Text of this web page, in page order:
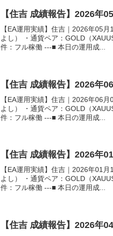
【住吉 成績報告】2026年
【EA運用実績】住吉｜2026年05
よし） ・通貨ペア：GOLD（
件：フル稼働 ---■ 本日の運用成...
【住吉 成績報告】2026年
【EA運用実績】住吉｜2026年06
よし） ・通貨ペア：GOLD（
件：フル稼働 ---■ 本日の運用成...
【住吉 成績報告】2026年
【EA運用実績】住吉｜2026年01
よし） ・通貨ペア：GOLD（
件：フル稼働 ---■ 本日の運用成...
【住吉 成績報告】2026年